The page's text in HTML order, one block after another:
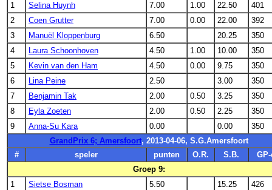
1
Selina Huynh 7.00 1.00 22.50
401
2
Coen Grutter 7.00 0.00 22.00
392
3
Manuël Kloppenburg 6.50 20.25
350
4
Laura Schoonhoven 4.50 1.00 10.00
350
5
Kevin van den Ham 4.50 0.00 9.75
350
6
Lina Peine 2.50 3.00
350
7
Benjamin Tak 2.00 0.50 3.25
350
8
Eyla Zoeten 2.00 0.50 2.25
350
9
Anna-Su Kara 0.00 0.00
350
GrandPrix 6; Amersfoort, 2013-04-06, S.G.Amersfoort
#
speler punten O.R. S.B.
Groep 9:
1
Sietse Bosman 5.50 15.25
426